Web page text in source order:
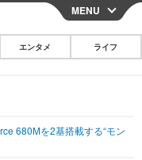
CLOSE
MENU
エンタメ ライフ
680Mを2基搭載する“モン